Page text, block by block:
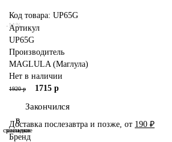
Код товара: UP65G
-11%
Артикул
UP65G
Производитель
MAGLULA (Маглула)
Нет в наличии
1920 р 1715 р
Закончился
В
закладки
В
сравнение
Доставка послезавтра и позже, от 190 ₽
Бренд